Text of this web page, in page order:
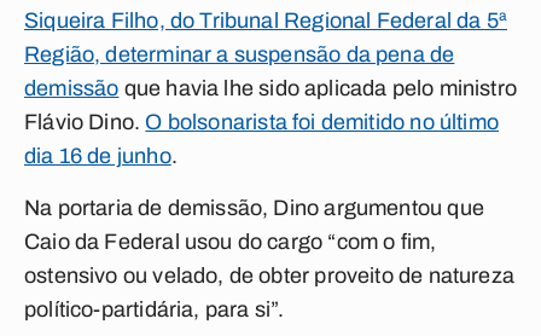
Siqueira Filho, do Tribunal Regional Federal da 5ª
Região, determinar a suspensão da pena de
demissão que havia lhe sido aplicada pelo ministro
Flávio Dino. O bolsonarista foi demitido no último
dia 16 de junho.
Na portaria de demissão, Dino argumentou que
Caio da Federal usou do cargo “com o fim,
ostensivo ou velado, de obter proveito de natureza
político-partidária, para si”.